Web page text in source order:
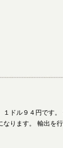
ドル９４円です
ります。 輸出を